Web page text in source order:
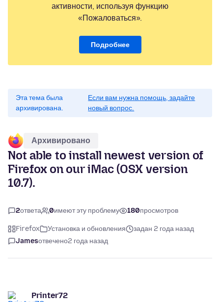
активности, используя функцию
«Пожаловаться».
Подробнее
Эта тема была
архивирована.
Если вам нужна помощь, задайте
новый вопрос.
Архивировано
Not able to install newest version of
Firefox on our iMac (OSX version
10.7).
2ответа 0имеют эту проблему 180просмотров
Firefox Установка и обновления
задан 2 года назад
Jamesотвечено2 года назад
Printer72